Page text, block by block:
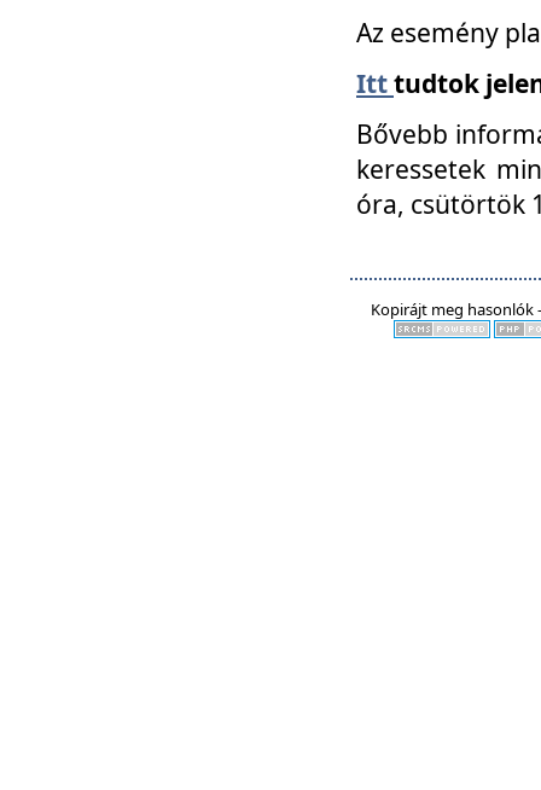
Az esemény
Itttudtok
Bővebb
keressetek
óra, csütörtök
Kopirájt meg hasonlók